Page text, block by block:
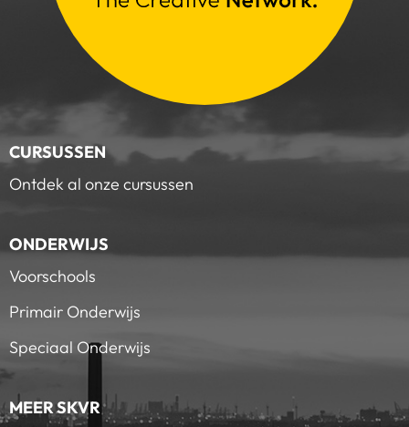
CURSUSSEN
Ontdek al onze cursussen
ONDERWIJS
Voorschools
Primair Onderwijs
Speciaal Onderwijs
MEER SKVR